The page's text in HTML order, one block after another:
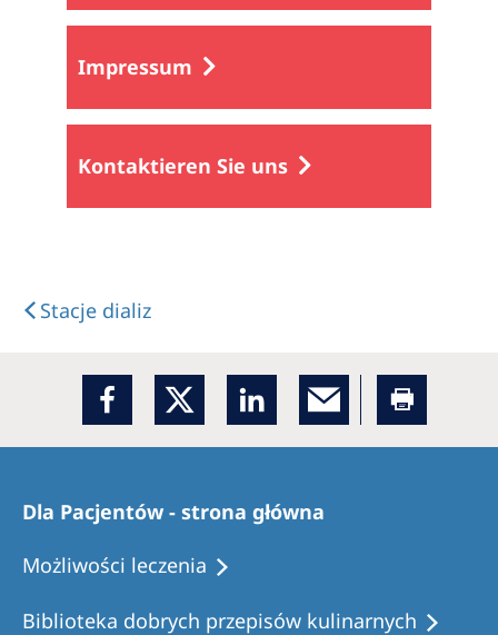
Impressum
Kontaktieren Sie uns
Stacje dializ
Dla Pacjentów - strona główna
Możliwości leczenia
Biblioteka dobrych przepisów kulinarnych